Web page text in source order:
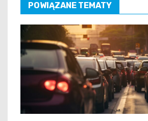
POWIĄZANE TEMATY